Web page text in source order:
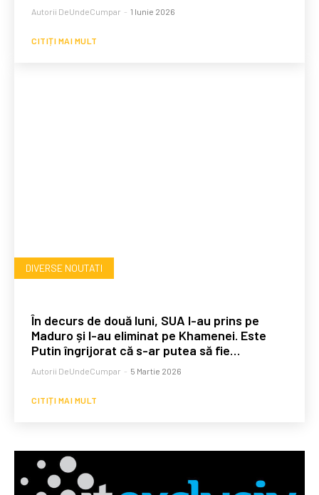
Autorii DeUndeCumpar - 1 Iunie 2026
CITIȚI MAI MULT
DIVERSE NOUTATI
În decurs de două luni, SUA l-au prins pe
Maduro și l-au eliminat pe Khamenei. Este
Putin îngrijorat că s-ar putea să fie…
Autorii DeUndeCumpar - 5 Martie 2026
CITIȚI MAI MULT